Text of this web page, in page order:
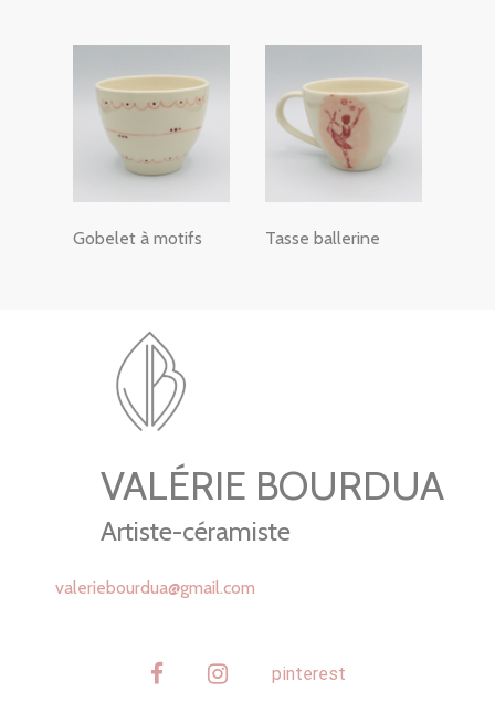
Gobelet à motifs Tasse ballerine
VALÉRIE BOURDUA
Artiste-céramiste
valeriebourdua@gmail.com
facebookinstagrampinterest